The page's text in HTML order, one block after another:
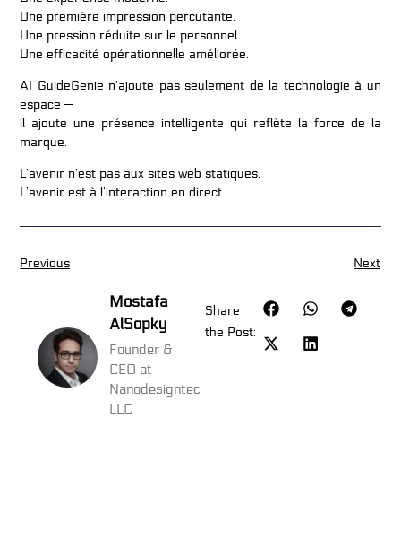
Une première impression percutante.
Une pression réduite sur le personnel.
Une efficacité opérationnelle améliorée.
AI GuideGenie n’ajoute pas seulement de la technologie à un
espace —
il ajoute une présence intelligente qui reflète la force de la
marque.
L’avenir n’est pas aux sites web statiques.
L’avenir est à l’interaction en direct.
Previous Next
Mostafa
AlSopky
Founder &
CEO at
Nanodesigntec
LLC
Share
the Post: